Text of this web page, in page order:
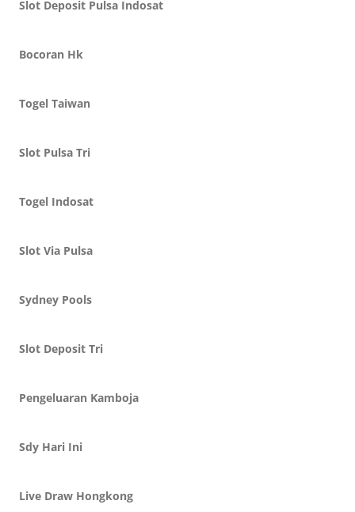
Slot Deposit Pulsa Indosat
Bocoran Hk
Togel Taiwan
Slot Pulsa Tri
Togel Indosat
Slot Via Pulsa
Sydney Pools
Slot Deposit Tri
Pengeluaran Kamboja
Sdy Hari Ini
Live Draw Hongkong